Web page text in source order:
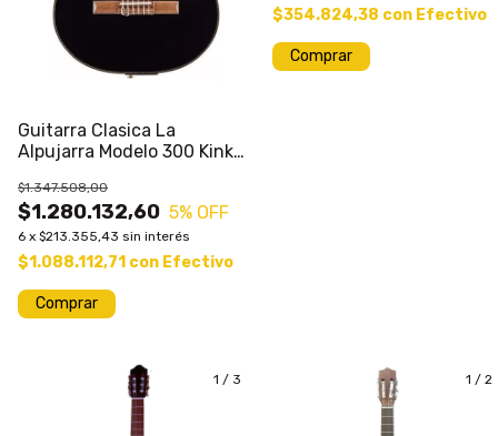
Guitarra Clasica La
Alpujarra Modelo 300 Kink
$1.280.132,60
$1.347.508,00
5% OFF
6 x $213.355,43 sin interés
$1.088.112,71 con Efectivo
Comprar
$354.824,38 con Efectivo
Comprar
1 / 3 1 / 2